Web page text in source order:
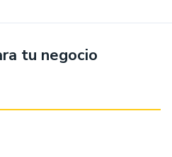
tu negocio